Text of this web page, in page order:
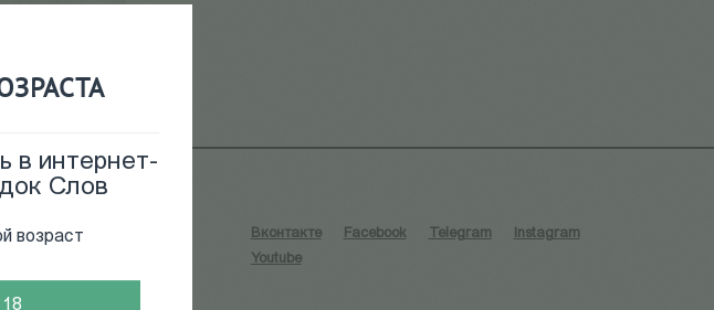
в интернет-
Слов
возраст Вконтакте Facebook Telegram
Instagram
Youtube